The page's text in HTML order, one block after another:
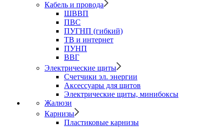
Кабель и провода
ШВВП
ПВС
ПУГНП (гибкий)
ТВ и интернет
ПУНП
ВВГ
Электрические щиты
Счетчики эл. энергии
Аксессуары для щитов
Электрические щиты, минибоксы
Жалюзи
Карнизы
Пластиковые карнизы